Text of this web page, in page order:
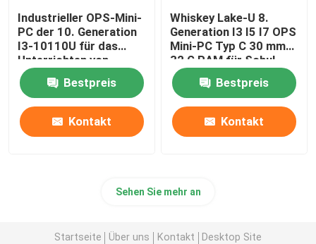
Industrieller OPS-Mini-
PC der 10. Generation
I3-10110U für das
Unterrichten von
Whiteboards im
Klassenzimmer
Bestpreis
Kontakt
Whiskey Lake-U 8.
Generation I3 I5 I7 OPS
Mini-PC Typ C 30 mm
32 G RAM für Schul-
Whiteboard
Bestpreis
Kontakt
Sehen Sie mehr an
Startseite Über uns Kontakt Desktop Site